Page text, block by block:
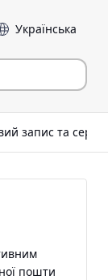
запис та
пошти